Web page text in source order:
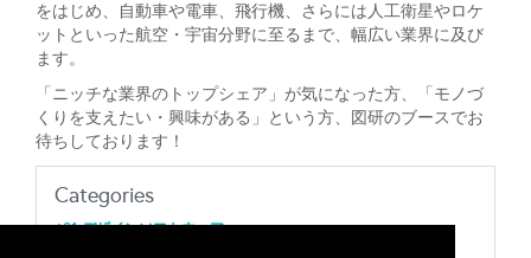
をはじめ、自動車や電車、飛行機、さらには人工衛星やロケ
ットといった航空・宇宙分野に至るまで、幅広い業界に及び
ます。
「ニッチな業界のトップシェア」が気になった方、「モノづ
くりを支えたい・興味がある」という方、図研のブースでお
待ちしております！
Categories
601 デザインソフトウェア